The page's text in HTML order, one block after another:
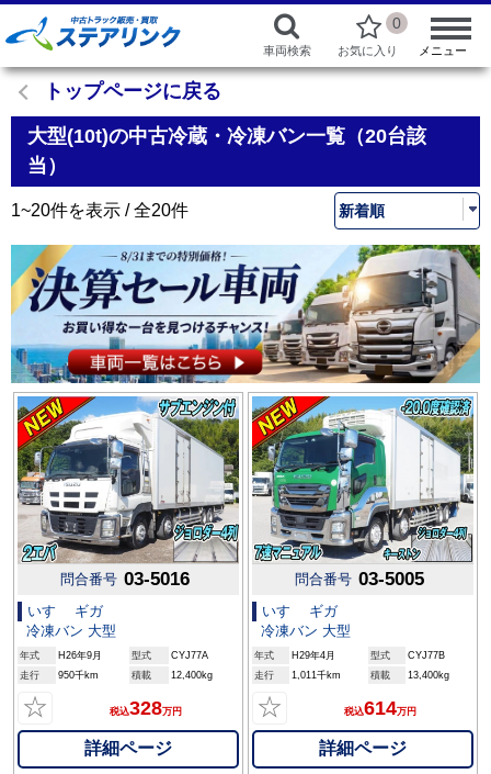
車両検索
0
お気に入り メニュー
トップページに戻る
大型(10t)の中古冷蔵・冷凍バン一覧（20台該
当）
1~20件を表示 / 全20件
問合番号 03-5016
いすゞ ギガ
冷凍バン 大型
年式 H26年9月 型式
CYJ77A
走行
950千km 積載 12,400kg
☆ 税込328万円
詳細ページ
問合番号 03-5005
いすゞ ギガ
冷凍バン 大型
年式 H29年4月 型式
CYJ77B
走行
1,011千km 積載 13,400kg
☆ 税込614万円
詳細ページ